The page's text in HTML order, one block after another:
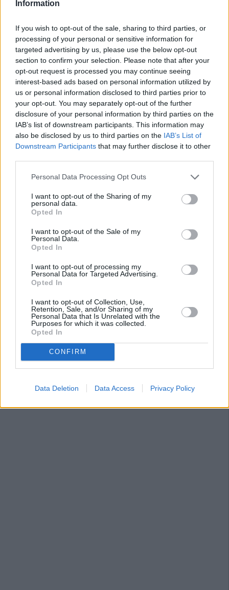
Information
If you wish to opt-out of the sale, sharing to third parties, or
processing of your personal or sensitive information for
targeted advertising by us, please use the below opt-out
section to confirm your selection. Please note that after your
opt-out request is processed you may continue seeing
interest-based ads based on personal information utilized by
us or personal information disclosed to third parties prior to
your opt-out. You may separately opt-out of the further
disclosure of your personal information by third parties on the
IAB’s list of downstream participants. This information may
also be disclosed by us to third parties on the IAB’s List of
Downstream Participants that may further disclose it to other
Personal Data Processing Opt Outs
I want to opt-out of the Sharing of my
personal data.
Opted In
I want to opt-out of the Sale of my
Personal Data.
Opted In
I want to opt-out of processing my
Personal Data for Targeted Advertising.
Opted In
I want to opt-out of Collection, Use,
Retention, Sale, and/or Sharing of my
Personal Data that Is Unrelated with the
Purposes for which it was collected.
Opted In
CONFIRM
Data Deletion Data Access Privacy Policy
Sociales agradeció la labor que realizan a favor de este
“Preparan todos los años una programación exhaustiva y
activa en pro de su integración social”, concluyó.